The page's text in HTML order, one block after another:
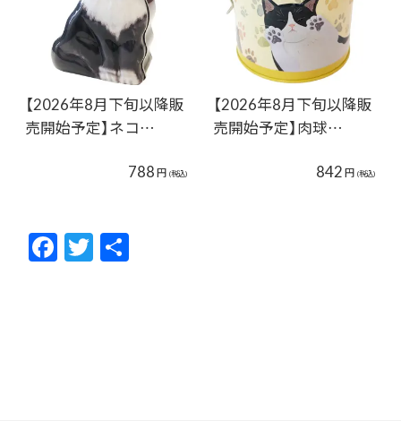
【2026年8月下旬以降販
売開始予定】ネコ…
788 円 (税込)
【2026年8月下旬以降販
売開始予定】肉球…
842円 (税込)
F
ac
T
w